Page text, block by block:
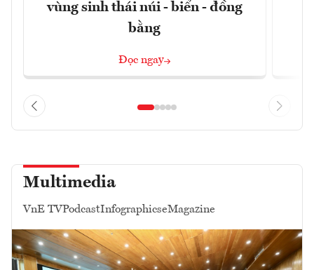
vùng sinh thái núi - biển - đồng
bằng
Đọc ngay
Multimedia
VnE TVPodcastInfographicseMagazine